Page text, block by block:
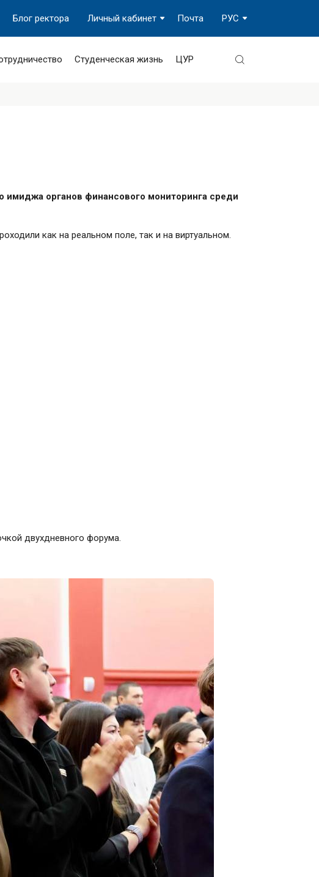
РУС
Почта
Личный кабинет
Блог ректора
Студенческая жизнь ЦУР
органов финансового мониторинга среди
как на реальном поле, так и на виртуальном.
двухдневного форума.